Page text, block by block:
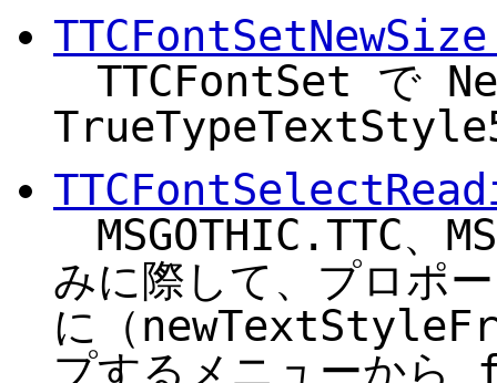
TTCFontSet で
MSGOTHIC.TTC、
みに際して、プロポ
に（
プするメニューか